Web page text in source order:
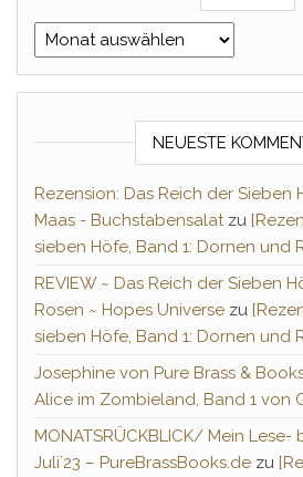
Archiv
NEUESTE
Rezension: Das Reich der Sieben
Maas - Buchstabensalatzu
sieben Höfe, Band 1: Dornen und
REVIEW ~ Das Reich der Sieben
Rosen ~ Hopes Universe zu
sieben Höfe, Band 1: Dornen und
Josephine von Pure Brass &
Alice im Zombieland, Band 1 von
MONATSRÜCKBLICK/ Mein
Juli´23 – PureBrassBooks.de zu